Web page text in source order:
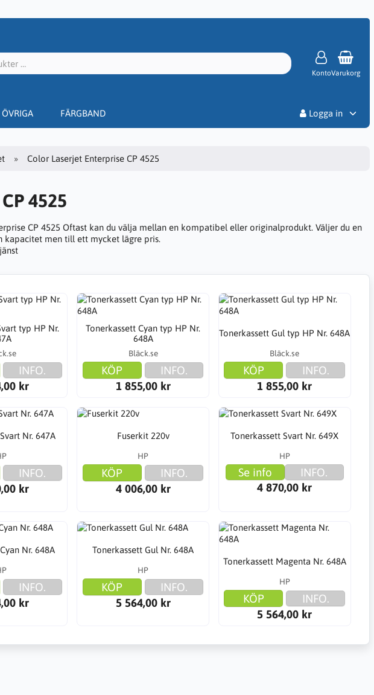
KontoVarukorg
ÖVRIGA FÄRGBAND
Logga in
Color Laserjet Enterprise CP 4525
4525
CP 4525 Oftast kan du välja mellan en kompatibel eller originalprodukt. Väljer du en
men till ett mycket lägre pris.
typ HP Nr.
INFO.
kr
Tonerkassett Cyan typ HP Nr.
648A
Bläck.se
KÖP
INFO.
1 855,00 kr
Tonerkassett Gul typ HP Nr. 648A
Bläck.se
KÖP
INFO.
1 855,00 kr
Nr. 647A
INFO.
kr
Fuserkit 220v
HP
KÖP
INFO.
4 006,00 kr
Tonerkassett Svart Nr. 649X
HP
Se info
INFO.
4 870,00 kr
Nr. 648A
INFO.
kr
Tonerkassett Gul Nr. 648A
HP
KÖP
INFO.
5 564,00 kr
Tonerkassett Magenta Nr. 648A
HP
KÖP
INFO.
5 564,00 kr